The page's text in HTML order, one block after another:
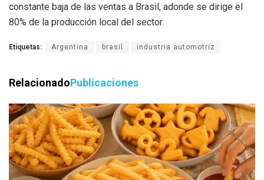
constante baja de las ventas a Brasil, adonde se dirige el
80% de la producción local del sector.
Etiquetas: Argentina brasil industria automotriz
RelacionadoPublicaciones